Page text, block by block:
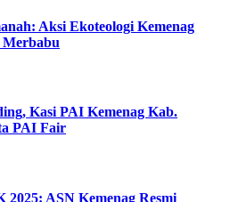
Aksi Ekoteologi Kemenag
Merbabu
Kasi PAI Kemenag Kab.
PAI Fair
2025: ASN Kemenag Resmi